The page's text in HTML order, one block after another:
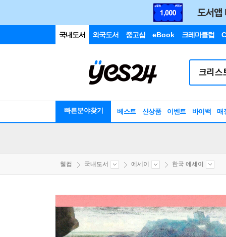
국내도서 외국도서 중고샵 eBook 크레마클럽
빠른분야찾기 베스트 신상품 이벤트 바이백 매
웰컴 국내도서 에세이 한국 에세이